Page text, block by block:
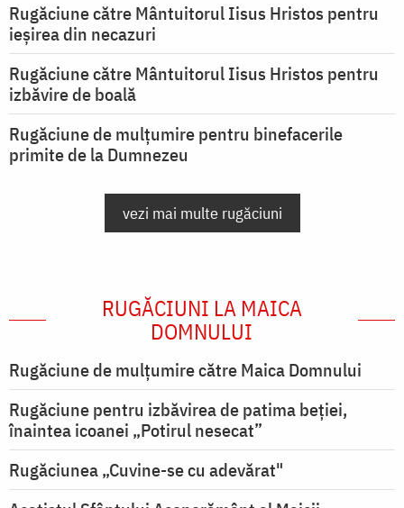
Rugăciune către Mântuitorul Iisus Hristos pentru
ieşirea din necazuri
Rugăciune către Mântuitorul Iisus Hristos pentru
izbăvire de boală
Rugăciune de mulțumire pentru binefacerile
primite de la Dumnezeu
vezi mai multe rugăciuni
RUGĂCIUNI LA MAICA
DOMNULUI
Rugăciune de mulţumire către Maica Domnului
Rugăciune pentru izbăvirea de patima beției,
înaintea icoanei „Potirul nesecat”
Rugăciunea „Cuvine-se cu adevărat"